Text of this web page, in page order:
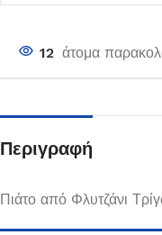
12 άτομα
Περιγραφή
Πιάτο από Φλυτζάνι